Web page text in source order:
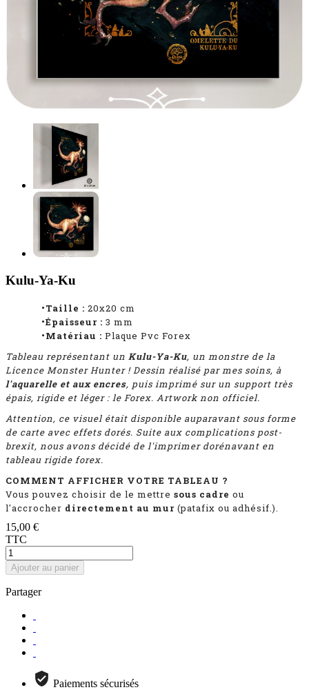
Kulu-Ya-Ku
•Taille : 20x20 cm
•Épaisseur : 3 mm
•Matériau : Plaque Pvc Forex
Tableau représentant un Kulu-Ya-Ku, un monstre de la
Licence Monster Hunter ! Dessin réalisé par mes soins, à
l'aquarelle et aux encres, puis imprimé sur un support très
épais, rigide et léger : le Forex. Artwork non officiel.
Attention, ce visuel était disponible auparavant sous forme
de carte avec effets dorés. Suite aux complications post-
brexit, nous avons décidé de l'imprimer dorénavant en
tableau rigide forex.
COMMENT AFFICHER VOTRE TABLEAU ?
Vous pouvez choisir de le mettre sous cadre ou
l'accrocher directement au mur (patafix ou adhésif.).
15,00 €
TTC
Ajouter au panier
Partager
Paiements sécurisés